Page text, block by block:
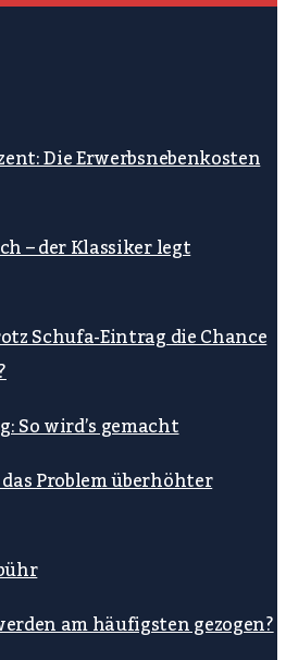
Die Erwerbsnebenkosten
– der Klassiker legt
Schufa-Eintrag die Chance
So wird’s gemacht
Problem überhöhter
am häufigsten gezogen?